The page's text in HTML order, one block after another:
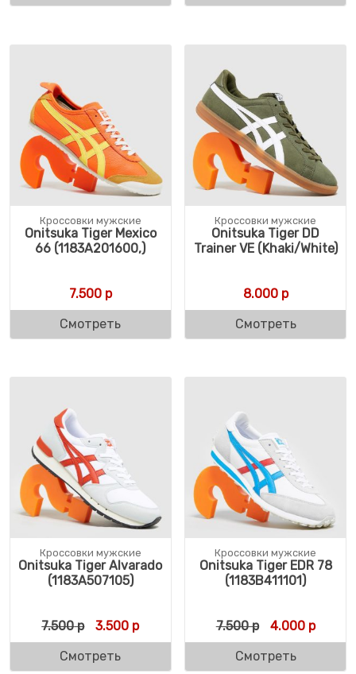
Кроссовки мужские
Onitsuka Tiger Mexico
66 (1183A201600,)
7.500р
Смотреть
Кроссовки мужские
Onitsuka Tiger DD
Trainer VE (Khaki/White)
8.000р
Смотреть
Кроссовки мужские
Onitsuka Tiger Alvarado
(1183A507105)
7.500р Первоначальная цена составляла 7.500 р.
3.500 рТекущая цена: 3.500 р.
Смотреть
Кроссовки мужские
Onitsuka Tiger EDR 78
(1183B411101)
7.500р 4.000р
Смотреть